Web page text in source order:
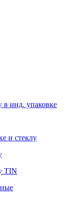
в инд. упаковке
и стеклу
TIN